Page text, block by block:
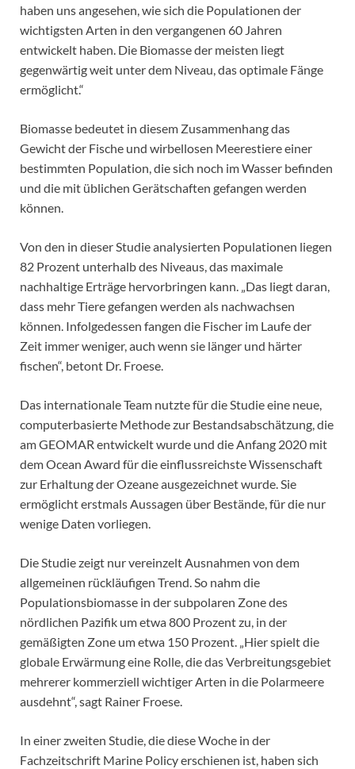
haben uns angesehen, wie sich die Populationen der
wichtigsten Arten in den vergangenen 60 Jahren
entwickelt haben. Die Biomasse der meisten liegt
gegenwärtig weit unter dem Niveau, das optimale Fänge
ermöglicht.“
Biomasse bedeutet in diesem Zusammenhang das
Gewicht der Fische und wirbellosen Meerestiere einer
bestimmten Population, die sich noch im Wasser befinden
und die mit üblichen Gerätschaften gefangen werden
können.
Von den in dieser Studie analysierten Populationen liegen
82 Prozent unterhalb des Niveaus, das maximale
nachhaltige Erträge hervorbringen kann. „Das liegt daran,
dass mehr Tiere gefangen werden als nachwachsen
können. Infolgedessen fangen die Fischer im Laufe der
Zeit immer weniger, auch wenn sie länger und härter
fischen“, betont Dr. Froese.
Das internationale Team nutzte für die Studie eine neue,
computerbasierte Methode zur Bestandsabschätzung, die
am GEOMAR entwickelt wurde und die Anfang 2020 mit
dem Ocean Award für die einflussreichste Wissenschaft
zur Erhaltung der Ozeane ausgezeichnet wurde. Sie
ermöglicht erstmals Aussagen über Bestände, für die nur
wenige Daten vorliegen.
Die Studie zeigt nur vereinzelt Ausnahmen von dem
allgemeinen rückläufigen Trend. So nahm die
Populationsbiomasse in der subpolaren Zone des
nördlichen Pazifik um etwa 800 Prozent zu, in der
gemäßigten Zone um etwa 150 Prozent. „Hier spielt die
globale Erwärmung eine Rolle, die das Verbreitungsgebiet
mehrerer kommerziell wichtiger Arten in die Polarmeere
ausdehnt“, sagt Rainer Froese.
In einer zweiten Studie, die diese Woche in der
Fachzeitschrift Marine Policy erschienen ist, haben sich